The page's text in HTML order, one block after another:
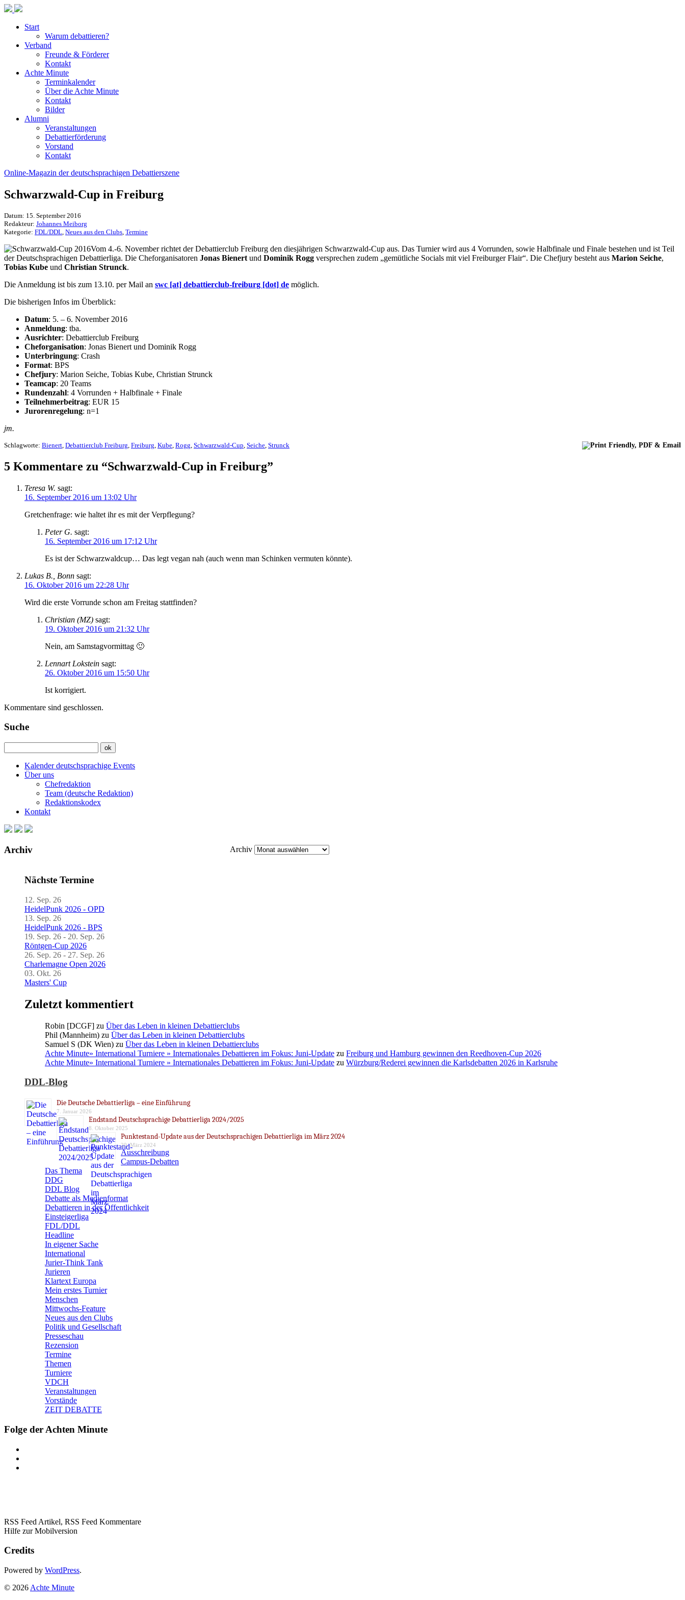
Start
Warum debattieren?
Verband
Freunde & Förderer
Kontakt
Achte Minute
Terminkalender
Über die Achte Minute
Kontakt
Bilder
Alumni
Veranstaltungen
Debattierförderung
Vorstand
Kontakt
Online-Magazin der deutschsprachigen Debattierszene
Schwarzwald-Cup in Freiburg
Datum: 15. September 2016
Redakteur: Johannes Meiborg
Kategorie: FDL/DDL Neues aus den Clubs Termine
Vom 4.-6. November richtet der Debattierclub Freiburg den diesjährigen Schwarzwald-Cup aus. Das Turnier wird aus 4 Vorrunden, sowie Halbfinale und Finale bestehen und ist Teil
der Deutschsprachigen Debattierliga. Die Cheforganisatoren Jonas Bienert und Dominik Rogg versprechen zudem „gemütliche Socials mit viel Freiburger Flair“. Die Chefjury besteht aus Marion Seiche,
Tobias Kube und Christian Strunck.
Die Anmeldung ist bis zum 13.10. per Mail an swc [at] debattierclub-freiburg [dot] de möglich.
Die bisherigen Infos im Überblick:
Datum: 5. – 6. November 2016
Anmeldung: tba.
Ausrichter: Debattierclub Freiburg
Cheforganisation: Jonas Bienert und Dominik Rogg
Unterbringung: Crash
Format: BPS
Chefjury: Marion Seiche, Tobias Kube, Christian Strunck
Teamcap: 20 Teams
Rundenzahl: 4 Vorrunden + Halbfinale + Finale
Teilnehmerbeitrag: EUR 15
Jurorenregelung: n=1
jm.
Schlagworte: Bienert Debattierclub Freiburg Freiburg Kube Rogg Schwarzwald-Cup Seiche Strunck
5 Kommentare zu “Schwarzwald-Cup in Freiburg”
Teresa W. sagt:
16. September 2016 um 13:02 Uhr
Gretchenfrage: wie haltet ihr es mit der Verpflegung?
Peter G. sagt:
16. September 2016 um 17:12 Uhr
Es ist der Schwarzwaldcup… Das legt vegan nah (auch wenn man Schinken vermuten könnte).
Lukas B., Bonn sagt:
16. Oktober 2016 um 22:28 Uhr
Wird die erste Vorrunde schon am Freitag stattfinden?
Christian (MZ) sagt:
19. Oktober 2016 um 21:32 Uhr
Nein, am Samstagvormittag 🙂
Lennart Lokstein sagt:
26. Oktober 2016 um 15:50 Uhr
Ist korrigiert.
Kommentare sind geschlossen.
Suche
Kalender deutschsprachige Events
Über uns
Chefredaktion
Team (deutsche Redaktion)
Redaktionskodex
Kontakt
Archiv Archiv
Nächste Termine
12. Sep. 26
HeidelPunk 2026 - OPD
13. Sep. 26
HeidelPunk 2026 - BPS
19. Sep. 26 - 20. Sep. 26
Röntgen-Cup 2026
26. Sep. 26 - 27. Sep. 26
Charlemagne Open 2026
03. Okt. 26
Masters' Cup
Zuletzt kommentiert
Robin [DCGF] zu Über das Leben in kleinen Debattierclubs
Phil (Mannheim) zu Über das Leben in kleinen Debattierclubs
Samuel S (DK Wien) zu Über das Leben in kleinen Debattierclubs
Achte Minute» International Turniere » Internationales Debattieren im Fokus: Juni-Update zu Freiburg und Hamburg gewinnen den Reedhoven-Cup 2026
Achte Minute» International Turniere » Internationales Debattieren im Fokus: Juni-Update zu Würzburg/Rederei gewinnen die Karlsdebatten 2026 in Karlsruhe
DDL-Blog
Die Deutsche Debattierliga – eine Einführung
7. Januar 2026
Endstand Deutschsprachige Debattierliga 2024/2025
8. Oktober 2025
Punktestand-Update aus der Deutschsprachigen Debattierliga im März 2024
20. März 2024
Ausschreibung
Campus-Debatten
Das Thema
DDG
DDL Blog
Debatte als Medienformat
Debattieren in der Öffentlichkeit
Einsteigerliga
FDL/DDL
Headline
In eigener Sache
International
Jurier-Think Tank
Jurieren
Klartext Europa
Mein erstes Turnier
Menschen
Mittwochs-Feature
Neues aus den Clubs
Politik und Gesellschaft
Presseschau
Rezension
Termine
Themen
Turniere
VDCH
Veranstaltungen
Vorstände
ZEIT DEBATTE
Folge der Achten Minute
RSS Feed Artikel, RSS Feed Kommentare
Hilfe zur Mobilversion
Credits
Powered by WordPress.
© 2026 Achte Minute